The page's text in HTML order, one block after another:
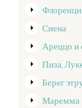
Сиена
Ареццо и
Пиза,
Берег
Маремма